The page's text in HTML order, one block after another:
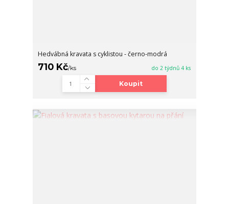
Hedvábná kravata s cyklistou - černo-modrá
710 Kč/ks do 2 týdnů 4 ks
Koupit